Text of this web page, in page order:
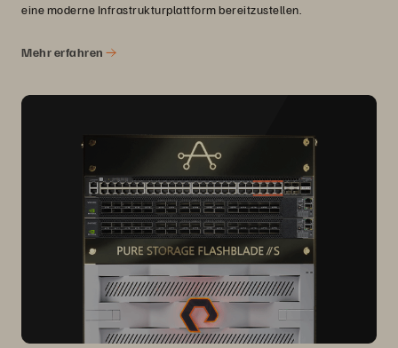
eine moderne Infrastrukturplattform bereitzustellen.
Mehr erfahren